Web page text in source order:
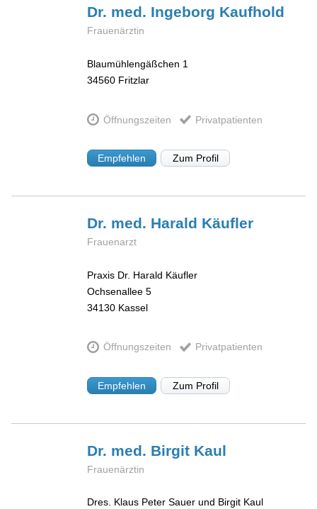
Dr. med. Ingeborg Kaufhold
Frauenärztin
Blaumühlengäßchen 1
34560 Fritzlar
Öffnungszeiten Privatpatienten
Empfehlen Zum Profil
Dr. med. Harald Käufler
Frauenarzt
Praxis Dr. Harald Käufler
Ochsenallee 5
34130 Kassel
Öffnungszeiten Privatpatienten
Empfehlen Zum Profil
Dr. med. Birgit Kaul
Frauenärztin
Dres. Klaus Peter Sauer und Birgit Kaul